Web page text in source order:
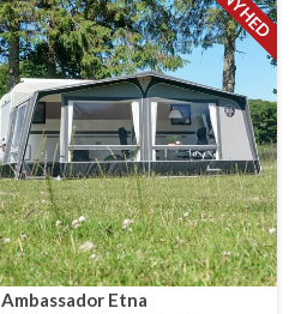
Ambassador Etna
NYHED